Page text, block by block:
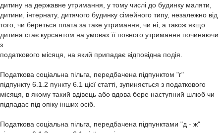
дитину на державне утримання, у тому числі до будинку маляти,
дитини, інтернату, дитячого будинку сімейного типу, незалежно від
того, чи береться плата за таке утримання, чи ні, а також якщо
дитина стає курсантом на умовах її повного утримання починаючи
з
податкового місяця, на який припадає відповідна подія.
Податкова соціальна пільга, передбачена підпунктом "г"
підпункту 6.1.2 пункту 6.1 цієї статті, зупиняється з податкового
місяця, в якому такий вдівець або вдова бере наступний шлюб чи
підпадає під опіку інших осіб.
Податкова соціальна пільга, передбачена підпунктами "д - ж"